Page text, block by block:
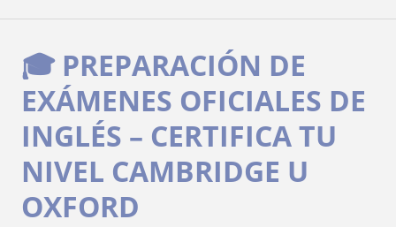
🎓 PREPARACIÓN DE
EXÁMENES OFICIALES DE
INGLÉS – CERTIFICA TU
NIVEL CAMBRIDGE U
OXFORD